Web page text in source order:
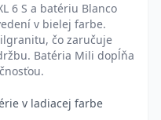
6 S a batériu Blanco
v bielej farbe.
čo zaručuje
Batéria Mili dopĺňa
v ladiacej farbe